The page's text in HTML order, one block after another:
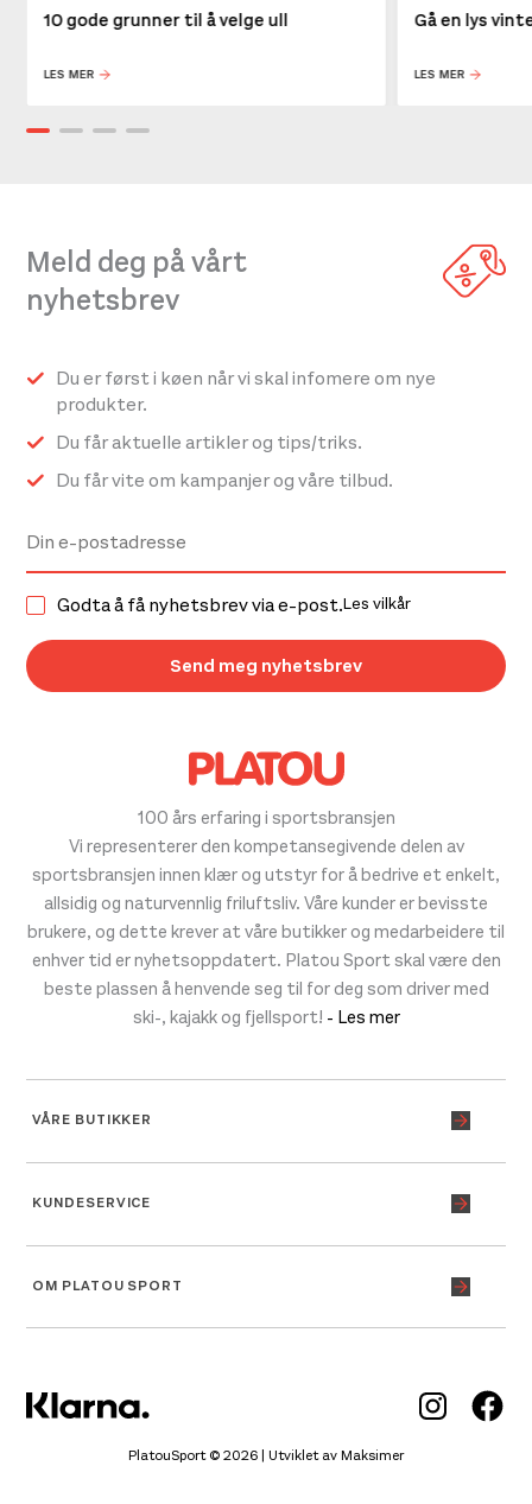
10 gode grunner til å velge ull
LES MER
Gå en lys
LES MER
100 års erfaring i sportsbransjen
Vi representerer den kompetansegivende delen av
sportsbransjen innen klær og utstyr for å bedrive et enkelt,
allsidig og naturvennlig friluftsliv. Våre kunder er bevisste
brukere, og dette krever at våre butikker og medarbeidere til
enhver tid er nyhetsoppdatert. Platou Sport skal være den
beste plassen å henvende seg til for deg som driver med
ski-, kajakk og fjellsport! - Les mer
VÅRE BUTIKKER
KUNDESERVICE
OM PLATOU SPORT
Meld deg på vårt
nyhetsbrev
Du er først i køen når vi skal infomere om nye
produkter.
Du får aktuelle artikler og tips/triks.
Du får vite om kampanjer og våre tilbud.
Godta å få nyhetsbrev via e-post.Les vilkår
PlatouSport © 2026 | Utviklet avMaksimer